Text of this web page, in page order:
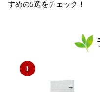
すめの5選をチェック！
1